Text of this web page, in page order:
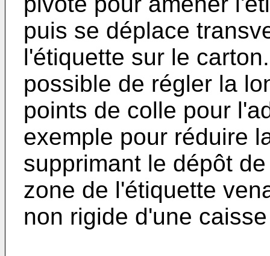
puis se déplace
l'étiquette sur le
possible de régler la
points de colle pour
exemple pour réduire
supprimant le dépôt
zone de l'étiquette
non rigide d'une